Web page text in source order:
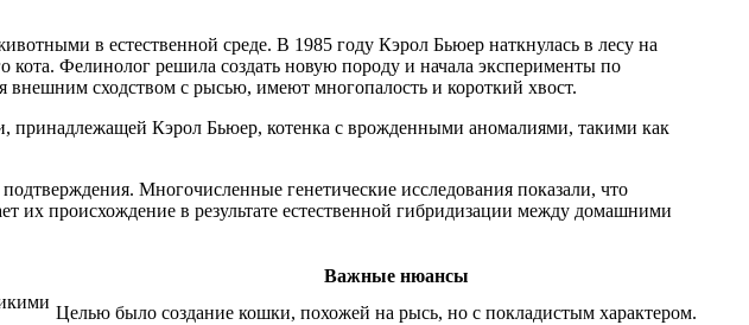
в естественной среде. В 1985 году Кэрол Бьюер наткнулась в лесу на
Фелинолог решила создать новую породу и начала эксперименты по
сходством с рысью, имеют многопалость и короткий хвост.
принадлежащей Кэрол Бьюер, котенка с врожденными аномалиями, такими как
Многочисленные генетические исследования показали, что
их происхождение в результате естественной гибридизации между домашними
Важные нюансы
Целью было создание кошки, похожей на рысь, но с покладистым характером.